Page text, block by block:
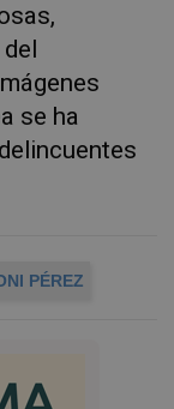
se ha
PÉREZ